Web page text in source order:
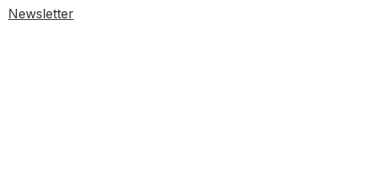
Newsletter